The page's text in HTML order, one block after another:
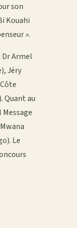
son
Kouahi
».
Armel
Jéry
Quant au
Le